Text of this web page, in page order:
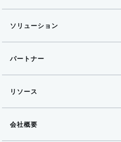
ソリューション
パートナー
リソース
会社概要